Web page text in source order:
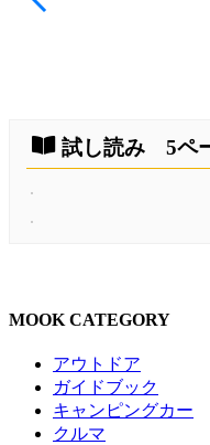
試し読み 5ペ
MOOK CATEGORY
アウトドア
ガイドブック
キャンピングカー
クルマ